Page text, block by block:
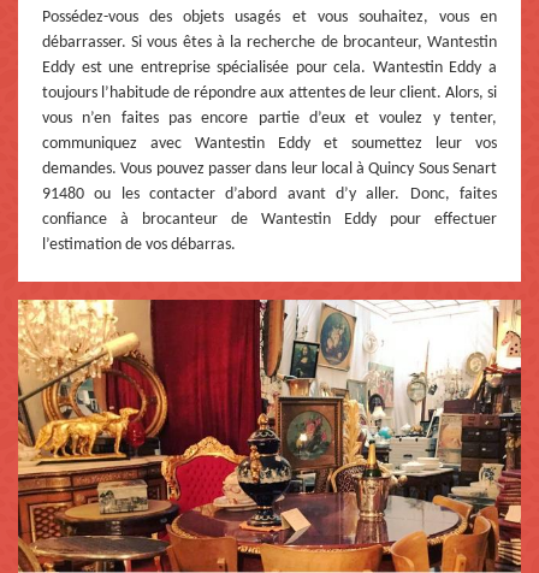
Possédez-vous des objets usagés et vous souhaitez, vous en
débarrasser. Si vous êtes à la recherche de brocanteur, Wantestin
Eddy est une entreprise spécialisée pour cela. Wantestin Eddy a
toujours l’habitude de répondre aux attentes de leur client. Alors, si
vous n’en faites pas encore partie d’eux et voulez y tenter,
communiquez avec Wantestin Eddy et soumettez leur vos
demandes. Vous pouvez passer dans leur local à Quincy Sous Senart
91480 ou les contacter d’abord avant d’y aller. Donc, faites
confiance à brocanteur de Wantestin Eddy pour effectuer
l’estimation de vos débarras.